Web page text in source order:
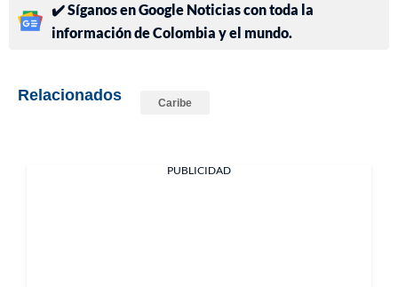
✔️ Síganos en Google Noticias con toda la
información de Colombia y el mundo.
Relacionados Caribe
PUBLICIDAD